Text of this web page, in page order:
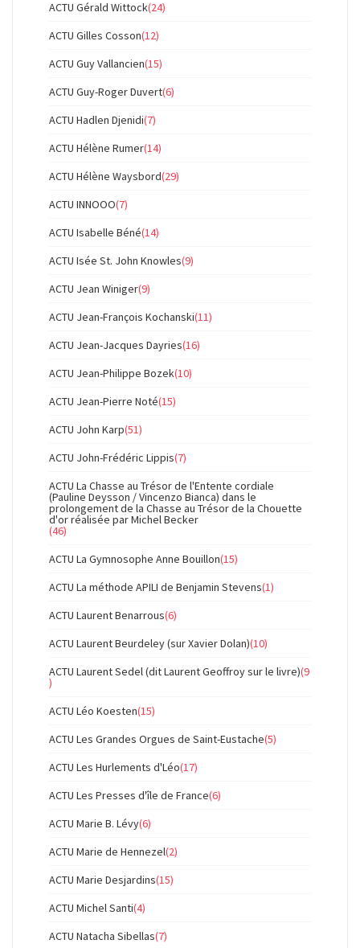
ACTU Gérald Wittock(24)
ACTU Gilles Cosson(12)
ACTU Guy Vallancien(15)
ACTU Guy-Roger Duvert(6)
ACTU Hadlen Djenidi(7)
ACTU Hélène Rumer(14)
ACTU Hélène Waysbord(29)
ACTU INNOOO(7)
ACTU Isabelle Béné(14)
ACTU Isée St. John Knowles(9)
ACTU Jean Winiger(9)
ACTU Jean-François Kochanski(11)
ACTU Jean-Jacques Dayries(16)
ACTU Jean-Philippe Bozek(10)
ACTU Jean-Pierre Noté(15)
ACTU John Karp(51)
ACTU John-Frédéric Lippis(7)
ACTU La Chasse au Trésor de l'Entente cordiale
(Pauline Deysson / Vincenzo Bianca) dans le
prolongement de la Chasse au Trésor de la Chouette
d'or réalisée par Michel Becker
(46)
ACTU La Gymnosophe Anne Bouillon(15)
ACTU La méthode APILI de Benjamin Stevens(1)
ACTU Laurent Benarrous(6)
ACTU Laurent Beurdeley (sur Xavier Dolan)(10)
ACTU Laurent Sedel (dit Laurent Geoffroy sur le livre)(9
)
ACTU Léo Koesten(15)
ACTU Les Grandes Orgues de Saint-Eustache(5)
ACTU Les Hurlements d'Léo(17)
ACTU Les Presses d'île de France(6)
ACTU Marie B. Lévy(6)
ACTU Marie de Hennezel(2)
ACTU Marie Desjardins(15)
ACTU Michel Santi(4)
ACTU Natacha Sibellas(7)